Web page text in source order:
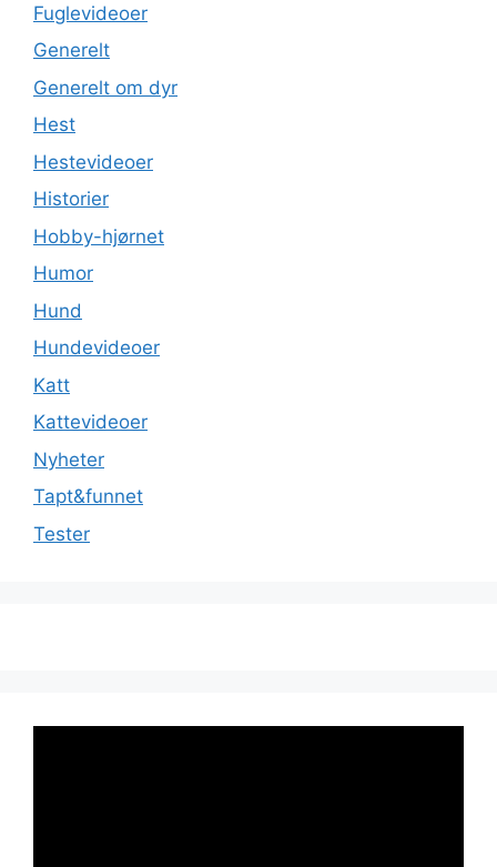
Fuglevideoer
Generelt
Generelt om dyr
Hest
Hestevideoer
Historier
Hobby-hjørnet
Humor
Hund
Hundevideoer
Katt
Kattevideoer
Nyheter
Tapt&funnet
Tester